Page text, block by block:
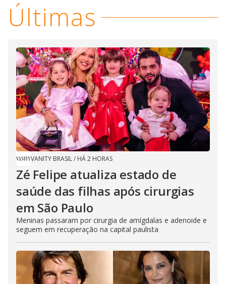
Últimas
VANITY BRASIL/ HÁ 2 HORAS
Zé Felipe atualiza estado de
saúde das filhas após cirurgias
em São Paulo
Meninas passaram por cirurgia de amígdalas e adenoide e
seguem em recuperação na capital paulista